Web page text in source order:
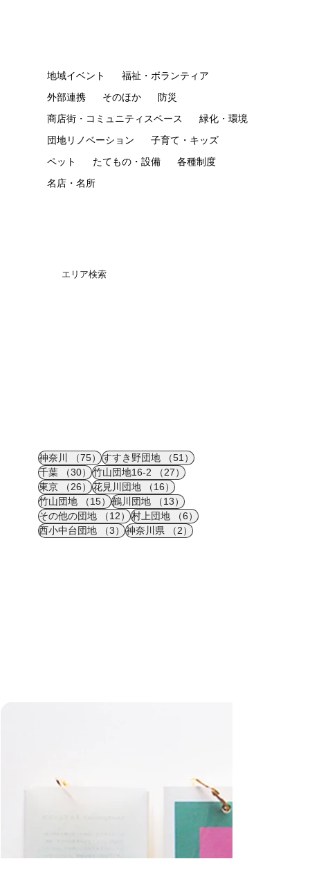
地域イベント
福祉・ボランティア
外部連携
そのほか
防災
商店街・コミュニティスペース
緑化・環境
団地リノベーション
子育て・キッズ
ペット
たてもの・設備
各種制度
名店・名所
エリア検索
神奈川 （75）75件の記事
すすき野団地 （51）51件の記事
千葉
（30）30件の記事
竹山団地16-2 （27）27件の記事
東京
（26）26件の記事
花見川団地 （16）16件の記事
竹山団地
（15）15件の記事
鶴川団地 （13）13件の記事
その他の団地
（12）12件の記事
村上団地 （6）6件の記事
西小中台団地
（3）3件の記事
神奈川県 （2）2件の記事